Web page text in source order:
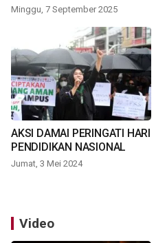
Minggu, 7 September 2025
AKSI DAMAI PERINGATI HARI
PENDIDIKAN NASIONAL
Jumat, 3 Mei 2024
Video